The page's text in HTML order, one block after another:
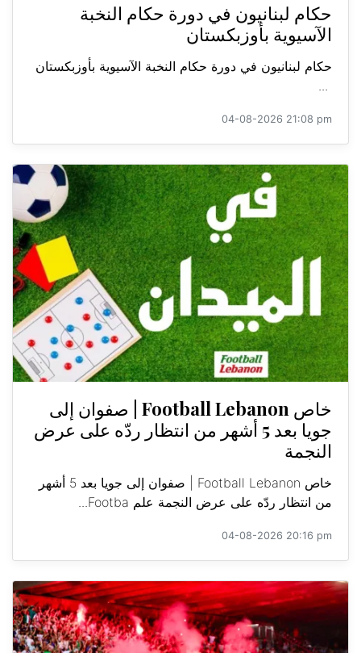
حكام لبنانيون في دورة حكام النخبة
الآسيوية بأوزبكستان
حكام لبنانيون في دورة حكام النخبة الآسيوية بأوزبكستان
...
04-08-2026 21:08 pm
خاص Football Lebanon | صفوان إلى
جويا بعد 5 أشهر من انتظار ردّه على عرض
النجمة
خاص Football Lebanon | صفوان إلى جويا بعد 5 أشهر
من انتظار ردّه على عرض النجمة علم Footba...
04-08-2026 20:16 pm